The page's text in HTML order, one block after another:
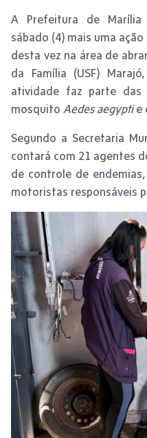
A Prefeitura de
sábado (4) mais uma
desta vez na área de
da Família (USF)
atividade faz parte
mosquito Aedes aegyptie
Segundo a Secretaria
contará com 21 agentes
de controle de
motoristas responsáveis